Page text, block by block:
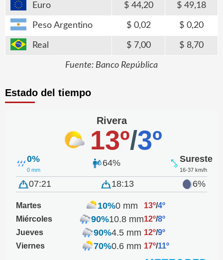
Euro 44,20 49,18
Peso Argentino 0,02 0,20
Real 7,00 8,70
Fuente: Banco República
Estado del tiempo
Rivera
13º/3º
0%
0 mm
64% Sureste
16-37 km/h
07:21 18:13 6%
Martes 10%0 mm 13º/4º
Miércoles
90%10.8 mm12º/8º
Jueves
90%4.5 mm 12º/9º
Viernes
70%0.6 mm 17º/11º